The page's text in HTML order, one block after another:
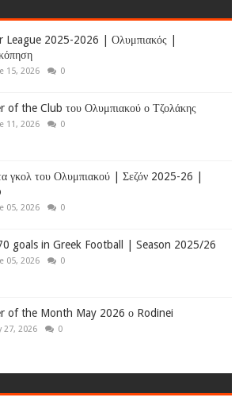
League 2025-2026 | Ολυμπιακός |
15, 2026 0
of the Club του Ολυμπιακού ο Τζολάκης
11, 2026 0
γκολ του Ολυμπιακού | Σεζόν 2025-26 |
05, 2026 0
goals in Greek Football | Season 2025/26
05, 2026 0
of the Month May 2026 ο Rodinei
27, 2026 0